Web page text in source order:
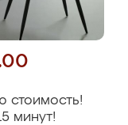
стоимость!
минут!